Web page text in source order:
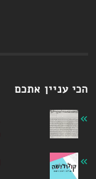
הכי עניין אתכם